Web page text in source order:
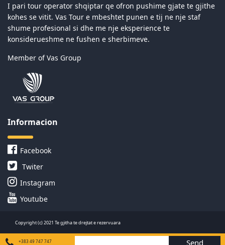
I pari tour operator shqiptar qe ofron pushime gjate te gjithe
kohes se vitit. Vas Tour e mbeshtet punen e tij ne nje staf
shume profesional si dhe me nje eksperience te
konsiderueshme ne fushen e sherbimeve.
Member of Vas Group
Informacion
Facebook
Twiter
Instagram
Youtube
Copyright (c) 2021 Te gjitha te drejtat e rezervuara
+383 49 747 747 Send